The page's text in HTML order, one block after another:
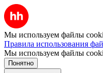
Мы используем файлы
Правила использования
Мы используем файлы
Понятно